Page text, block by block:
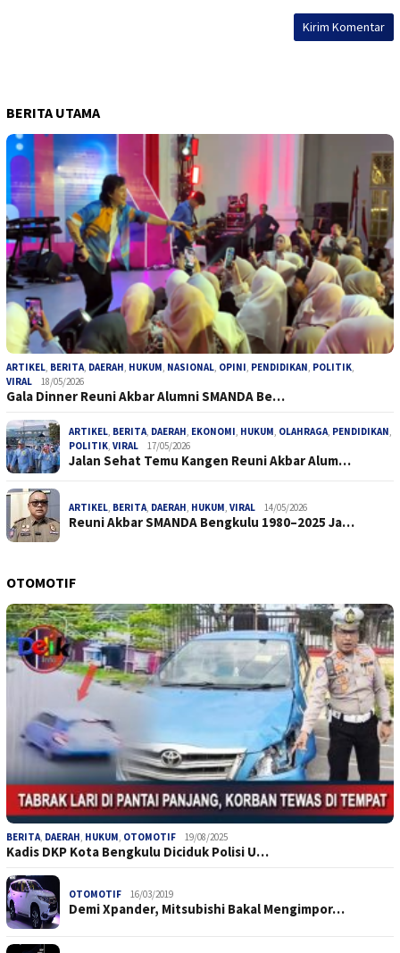
BERITA UTAMA
ARTIKEL, BERITA, DAERAH, HUKUM, NASIONAL, OPINI, PENDIDIKAN, POLITIK,
VIRAL
18/05/2026
Gala Dinner Reuni Akbar Alumni SMANDA Be…
ARTIKEL, BERITA, DAERAH, EKONOMI, HUKUM, OLAHRAGA, PENDIDIKAN,
POLITIK, VIRAL 17/05/2026
Jalan Sehat Temu Kangen Reuni Akbar Alum…
ARTIKEL, BERITA, DAERAH, HUKUM, VIRAL 14/05/2026
Reuni Akbar SMANDA Bengkulu 1980–2025 Ja…
OTOMOTIF
BERITA, DAERAH, HUKUM, OTOMOTIF 19/08/2025
Kadis DKP Kota Bengkulu Diciduk Polisi U…
OTOMOTIF 16/03/2019
Demi Xpander, Mitsubishi Bakal Mengimpor…